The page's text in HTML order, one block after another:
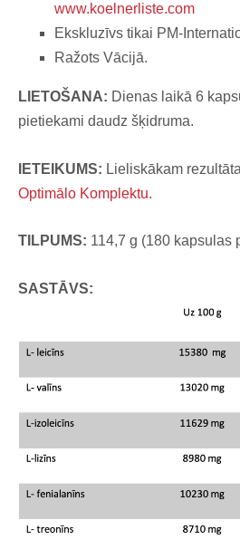
www.koelnerliste.com
Ekskluzīvs tikai PM-
Ražots Vācijā.
LIETOŠANA: Dienas laikā 6
pietiekami daudz šķidruma.
IETEIKUMS: Lieliskākam
Optimālo Komplektu.
TILPUMS: 114,7 g (180 kapsulas
SASTĀVS: